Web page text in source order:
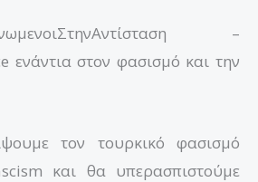
–
ενάντια στον φασισμό και την
τον τουρκικό φασισμό
και θα υπερασπιστούμε